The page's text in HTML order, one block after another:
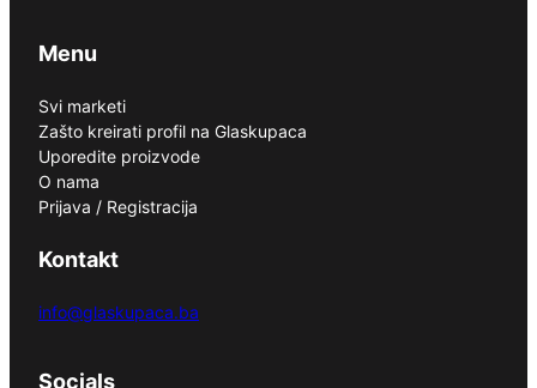
Menu
Svi marketi
Zašto kreirati profil na Glaskupaca
Uporedite proizvode
O nama
Prijava / Registracija
Kontakt
info@glaskupaca.ba
Socials